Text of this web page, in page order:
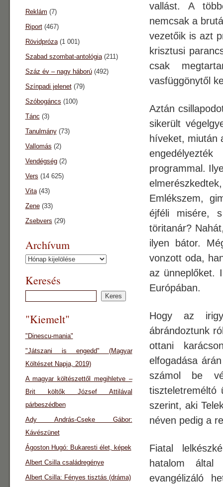
vallást. A
nemcsak a
vezetőik is azt
krisztusi
csak
vasfüggönytől
Aztán
sikerült
híveket, miután
programmal.
Emlékszem,
éjféli misére,
töritanár?
ilyen bátor.
vonzott oda,
az ünneplőket.
Európában.
Hogy az
ábrándoztunk
ottani
elfogadása
számol be
tiszteletreméltó
szerint, aki
néven pedig a
Fiatal
hatalom által
evangélizáló
Reklám (7)
Riport(467)
Rövidpróza(1 001)
Szabad szombat-antológia(211)
Száz év – nagy háború(492)
Színpadi jelenet(79)
Szóbogáncs (100)
Tánc (3)
Tanulmány(73)
Vallomás (2)
Vendégség(2)
Vers (14 625)
Vita(43)
Zene(33)
Zsebvers (29)
Archívum
Archívum
Keresés
"Kiemelt"
"Dinescu-mania"
"Játszani is engedd" (Magyar
Költészet Napja, 2019)
A magyar költészettől megihletve –
Brit költők József Attilával
párbeszédben
Ady András-Cseke Gábor:
Kávészünet
Ágoston Hugó: Bukaresti élet, képek
Albert Csilla családregénye
Albert Csilla: Fényes tisztás (dráma)